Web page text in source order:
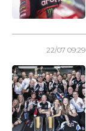
22/07 09:29